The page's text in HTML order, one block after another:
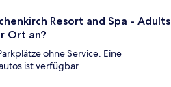
Resort and Spa - Adults
Ort an?
ohne Service. Eine
ist verfügbar.